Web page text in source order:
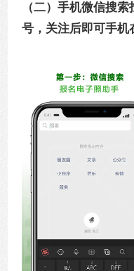
（二）手机微信搜索
号，关注后即可手机